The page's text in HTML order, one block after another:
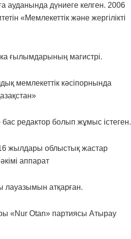
дүниеге келген. 2006
«Мемлекеттік және жергілікті
ғылымдарының магистрі.
мемлекеттік кәсіпорнында
редактор болып жұмыс істеген.
жылдары облыстық жастар
аппарат
лауазымын атқарған.
«Nur Otan» партиясы Атырау